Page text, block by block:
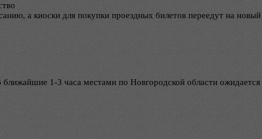
а киоски для покупки проездных билетов переедут на новый
1-3 часа местами по Новгородской области ожидается